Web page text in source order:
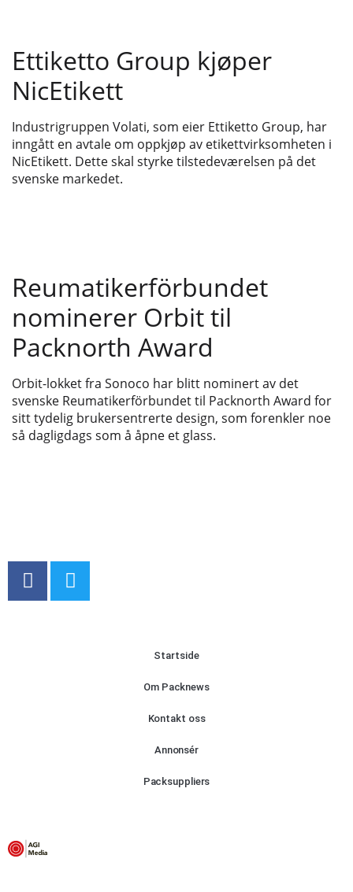
Ettiketto Group kjøper
NicEtikett
Industrigruppen Volati, som eier Ettiketto Group, har
inngått en avtale om oppkjøp av etikettvirksomheten i
NicEtikett. Dette skal styrke tilstedeværelsen på det
svenske markedet.
Reumatikerförbundet
nominerer Orbit til
Packnorth Award
Orbit-lokket fra Sonoco har blitt nominert av det
svenske Reumatikerförbundet til Packnorth Award for
sitt tydelig brukersentrerte design, som forenkler noe
så dagligdags som å åpne et glass.
Startside
Om Packnews
Kontakt oss
Annonsér
Packsuppliers